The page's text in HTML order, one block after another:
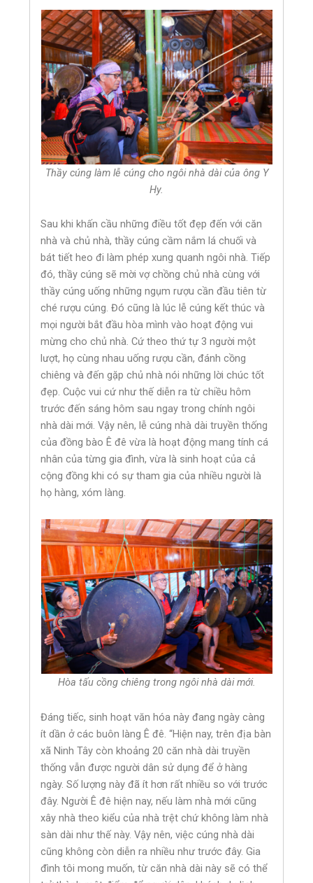
Thầy cúng làm lễ cúng cho ngôi nhà dài của ông Y
Hy.
Sau khi khấn cầu những điều tốt đẹp đến với căn
nhà và chủ nhà, thầy cúng cầm nắm lá chuối và
bát tiết heo đi làm phép xung quanh ngôi nhà. Tiếp
đó, thầy cúng sẽ mời vợ chồng chủ nhà cùng với
thầy cúng uống những ngụm rượu cần đầu tiên từ
ché rượu cúng. Đó cũng là lúc lễ cúng kết thúc và
mọi người bắt đầu hòa mình vào hoạt động vui
mừng cho chủ nhà. Cứ theo thứ tự 3 người một
lượt, họ cùng nhau uống rượu cần, đánh cồng
chiêng và đến gặp chủ nhà nói những lời chúc tốt
đẹp. Cuộc vui cứ như thế diễn ra từ chiều hôm
trước đến sáng hôm sau ngay trong chính ngôi
nhà dài mới. Vậy nên, lễ cúng nhà dài truyền thống
của đồng bào Ê đê vừa là hoạt động mang tính cá
nhân của từng gia đình, vừa là sinh hoạt của cả
cộng đồng khi có sự tham gia của nhiều người là
họ hàng, xóm làng.
Hòa tấu cồng chiêng trong ngôi nhà dài mới.
Đáng tiếc, sinh hoạt văn hóa này đang ngày càng
ít dần ở các buôn làng Ê đê. “Hiện nay, trên địa bàn
xã Ninh Tây còn khoảng 20 căn nhà dài truyền
thống vẫn được người dân sử dụng để ở hàng
ngày. Số lượng này đã ít hơn rất nhiều so với trước
đây. Người Ê đê hiện nay, nếu làm nhà mới cũng
xây nhà theo kiểu của nhà trệt chứ không làm nhà
sàn dài như thế này. Vậy nên, việc cúng nhà dài
cũng không còn diễn ra nhiều như trước đây. Gia
đình tôi mong muốn, từ căn nhà dài này sẽ có thể